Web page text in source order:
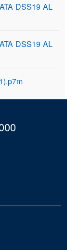
DSS19 AL
DSS19 AL